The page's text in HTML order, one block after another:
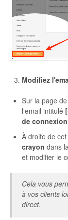
Modifiez
Sur la page
l'email intitulé
de
À droite de
crayon dans
et modifier le
Cela vous
à vos clients
direct.